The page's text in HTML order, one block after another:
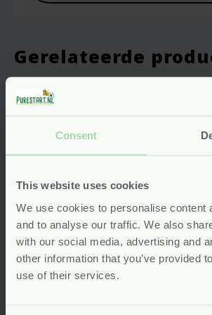
Consent
This website uses cookies
We use cookies to personalise
and to analyse our traffic. We also
with our social media, advertising and
other information that you’ve provided
use of their services.
Gerelateerde
Lichaamszeep –